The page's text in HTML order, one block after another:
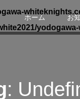
ホーム お
: